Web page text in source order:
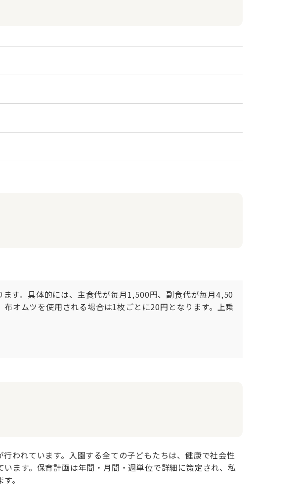
す。具体的には、主食代が毎月1,500円、副食代が毎月4,50
オムツを使用される場合は1枚ごとに20円となります。上乗
われています。入園する全ての子どもたちは、健康で社会性
ます。保育計画は年間・月間・週単位で詳細に策定され、私
。